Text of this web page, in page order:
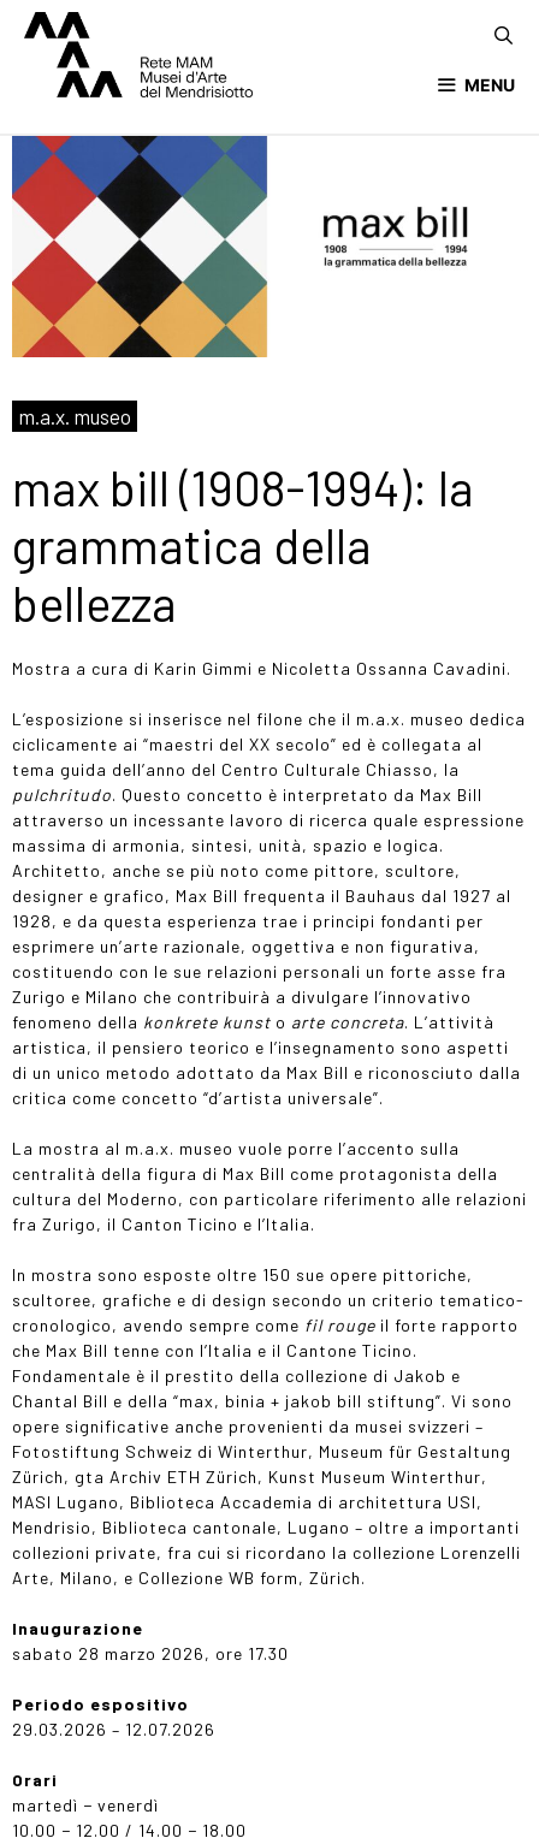
MENU
m.a.x. museo
max bill (1908-1994): la
grammatica della
bellezza
Mostra a cura di Karin Gimmi e Nicoletta Ossanna Cavadini.
L’esposizione si inserisce nel filone che il m.a.x. museo dedica
ciclicamente ai “maestri del XX secolo” ed è collegata al
tema guida dell’anno del Centro Culturale Chiasso, la
pulchritudo. Questo concetto è interpretato da Max Bill
attraverso un incessante lavoro di ricerca quale espressione
massima di armonia, sintesi, unità, spazio e logica.
Architetto, anche se più noto come pittore, scultore,
designer e grafico, Max Bill frequenta il Bauhaus dal 1927 al
1928, e da questa esperienza trae i principi fondanti per
esprimere un’arte razionale, oggettiva e non figurativa,
costituendo con le sue relazioni personali un forte asse fra
Zurigo e Milano che contribuirà a divulgare l’innovativo
fenomeno della konkrete kunst o arte concreta. L’attività
artistica, il pensiero teorico e l’insegnamento sono aspetti
di un unico metodo adottato da Max Bill e riconosciuto dalla
critica come concetto “d’artista universale”.
La mostra al m.a.x. museo vuole porre l’accento sulla
centralità della figura di Max Bill come protagonista della
cultura del Moderno, con particolare riferimento alle relazioni
fra Zurigo, il Canton Ticino e l’Italia.
In mostra sono esposte oltre 150 sue opere pittoriche,
scultoree, grafiche e di design secondo un criterio tematico-
cronologico, avendo sempre come fil rouge il forte rapporto
che Max Bill tenne con l’Italia e il Cantone Ticino.
Fondamentale è il prestito della collezione di Jakob e
Chantal Bill e della “max, binia + jakob bill stiftung”. Vi sono
opere significative anche provenienti da musei svizzeri –
Fotostiftung Schweiz di Winterthur, Museum für Gestaltung
Zürich, gta Archiv ETH Zürich, Kunst Museum Winterthur,
MASI Lugano, Biblioteca Accademia di architettura USI,
Mendrisio, Biblioteca cantonale, Lugano – oltre a importanti
collezioni private, fra cui si ricordano la collezione Lorenzelli
Arte, Milano, e Collezione WB form, Zürich.
Inaugurazione
sabato 28 marzo 2026, ore 17.30
Periodo espositivo
29.03.2026 – 12.07.2026
Orari
martedì − venerdì
10.00 − 12.00 / 14.00 − 18.00